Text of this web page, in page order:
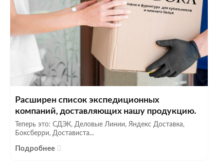
Расширен список экспедиционных
компаний, доставляющих нашу продукцию.
Теперь это: СДЭК, Деловые Линии, Яндекс Доставка,
Боксберри, Достависта...
Подробнее